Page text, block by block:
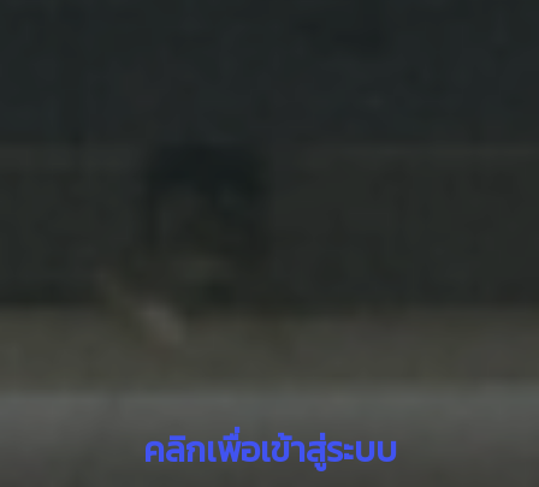
คลิกเพื่อเข้าสู่ระบบ